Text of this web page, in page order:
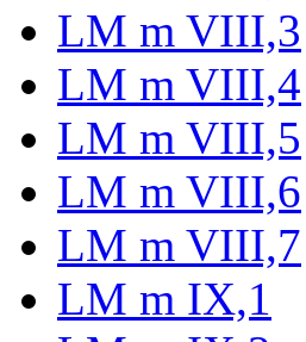
LM m VIII,3
LM m VIII,4
LM m VIII,5
LM m VIII,6
LM m VIII,7
LM m IX,1